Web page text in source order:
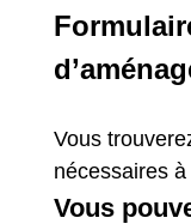
Vous
nécessaires
Vous